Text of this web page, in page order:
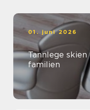
01. juni 2026
Tannlege skien trygg behandling for hele
familien